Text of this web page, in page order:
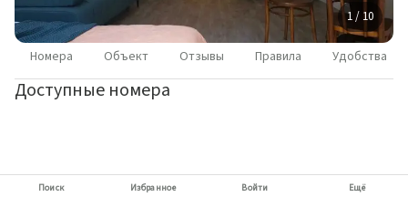
1 / 10
Номера Объект Отзывы Правила Удобства
Доступные номера
Поиск Избранное Войти Ещё